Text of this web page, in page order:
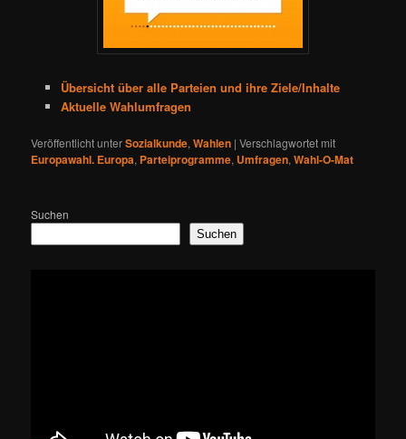
Übersicht über alle Parteien und ihre Ziele/Inhalte
Aktuelle Wahlumfragen
Veröffentlicht unterSozialkunde,Wahlen |Verschlagwortet mit
Europawahl. Europa, Parteiprogramme, Umfragen,Wahl-O-Mat
Suchen
Suchen